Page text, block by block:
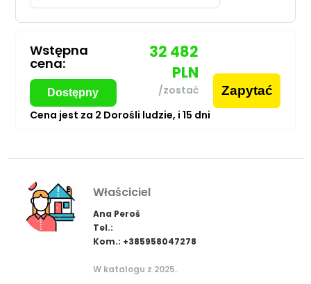
Wstępna
cena:
Dostępny
32 482
PLN
/zostać Zapytać
Cena jest za 2 Dorośli ludzie, i 15 dni
Właściciel
Ana Peroš
Tel.:
Kom.: +385958047278
W katalogu z 2025.